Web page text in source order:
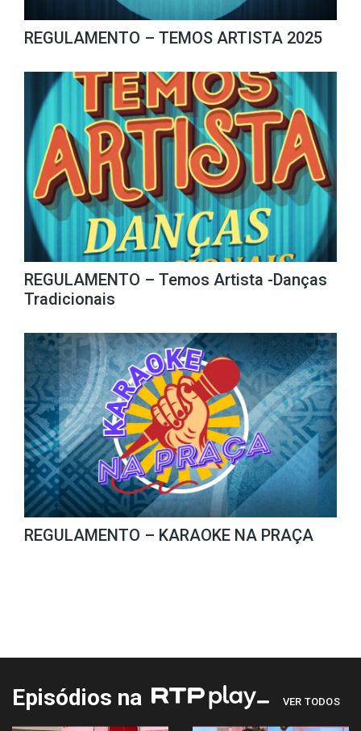
REGULAMENTO – TEMOS ARTISTA 2025
REGULAMENTO – Temos Artista -Danças
Tradicionais
REGULAMENTO – KARAOKE NA PRAÇA
Episódios na VER TODOS